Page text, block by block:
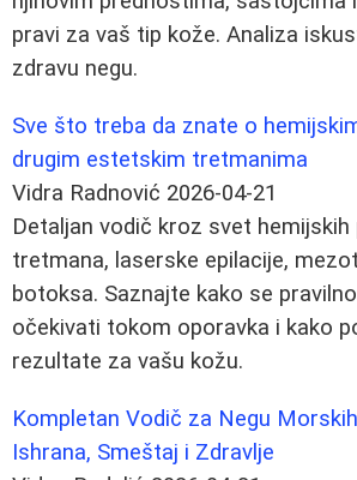
pravi za vaš tip kože. Analiza
zdravu negu.
Sve što treba da znate o
drugim estetskim tretmanima
Vidra Radnović 2026-04-21
Detaljan vodič kroz svet hemijskih
tretmana, laserske epilacije,
botoksa. Saznajte kako se
očekivati tokom oporavka i kako
rezultate za vašu kožu.
Kompletan Vodič za Negu
Ishrana, Smeštaj i Zdravlje